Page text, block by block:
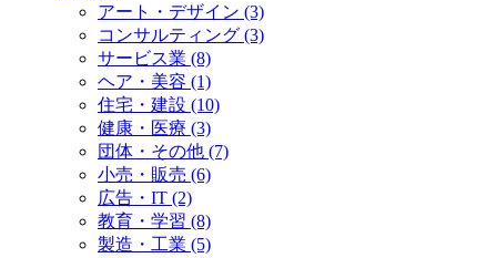
アート・デザイン (3)
コンサルティング (3)
サービス業 (8)
ヘア・美容 (1)
住宅・建設 (10)
健康・医療 (3)
団体・その他 (7)
小売・販売 (6)
広告・IT (2)
教育・学習 (8)
製造・工業 (5)